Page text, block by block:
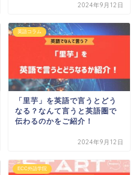
2024年9月12日
英語コラム
「里芋」を英語で言うとどう
なる？なんて言うと英語圏で
伝わるのかをご紹介！
2024年9月12日
ECC外語学院